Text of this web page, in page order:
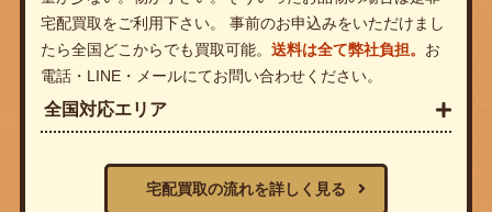
宅配買取をご利用下さい。 事前のお申込みをいただけまし
たら全国どこからでも買取可能。 送料は全て弊社負担。 お
電話・LINE・メールにてお問い合わせください。
全国対応エリア
宅配買取の流れを詳しく見る